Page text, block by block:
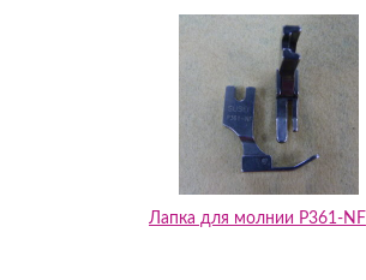
Лапка для молнии P361-NF